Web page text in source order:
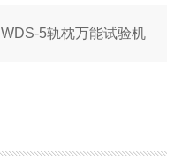
WDS-5轨枕万能试验机